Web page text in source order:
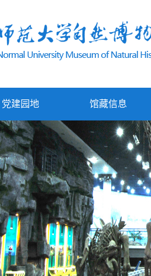
党建园地 馆藏信息